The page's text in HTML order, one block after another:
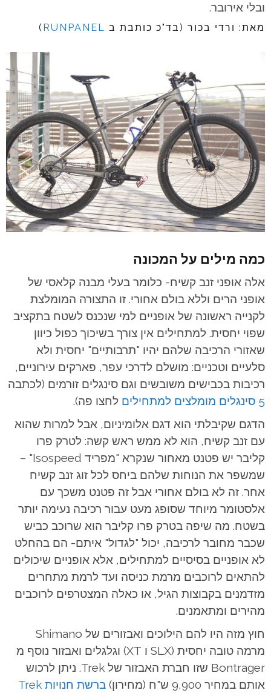
ובלי אירובר.
מאת: ורדי בכור (בד"כ כותבת ב RUNPANEL
)
כמה מילים על המכונה
אלה אופני זנב קשיח- כלומר בעלי מבנה קלאסי של
אופני הרים וללא בולם אחורי. זו התצורה המומלצת
לקנייה ראשונה של אופניים למי שנכנס לשטח בתקציב
שפוי יחסית. למתחילים אין צורך בשיכוך כפול כיוון
שאזורי הרכיבה שלהם יהיו "תרבותיים" יחסית ולא
סלעיים וטכניים: מושלם לדרכי עפר, פארקים עירוניים,
רכיבות בכבישים משובשים וגם סינגלים זורמים (לכתבה
5 סינגלים מומלצים למתחילים
לחצו פה).
הדגם שקיבלתי הוא דגם אלומיניום, אבל למרות שהוא
עם זנב קשיח, הוא לא ממש ראש קשה: לטרק פרו
קליבר יש פטנט מאחור שנקרא "מפריד Isospeed" –
שמשפר את הנוחות שלהם ביחס לכל זוג זנב קשיח
אחר. זה לא בולם אחורי אבל זה פטנט משכך עם
אלסטומר מיוחד שסופג מעט עבור רכיבה נעימה יותר
בשטח. מה שיפה בטרק פרו קליבר הוא שרוכב כביש
שכבר מחובר לרכיבה, יכול "לגדול" איתם- הם בהחלט
לא אופניים בסיסיים למתחילים, אלא אופניים שיכולים
להתאים לרוכבים מרמת כניסה ועד לרמת מתחרים
מזדמנים בקבוצות הגיל, או כאלה המצטרפים לרוכבים
מהירים ומתאמנים.
חוץ מזה היו להם הילוכים ואבזורים של Shimano
מרמה טובה יחסית (SLX ו XT) וגלגלים ואבזור נוסף מ
Bontrager שזו חברת האבזור של Trek. ניתן לרכוש
אותם במחיר 9,900 ש"ח (מחירון)
ברשת חנויות Trek